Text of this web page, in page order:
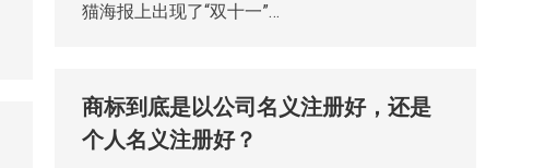
猫海报上出现了“双十一”…
商标到底是以公司名义注册好，还是
个人名义注册好？